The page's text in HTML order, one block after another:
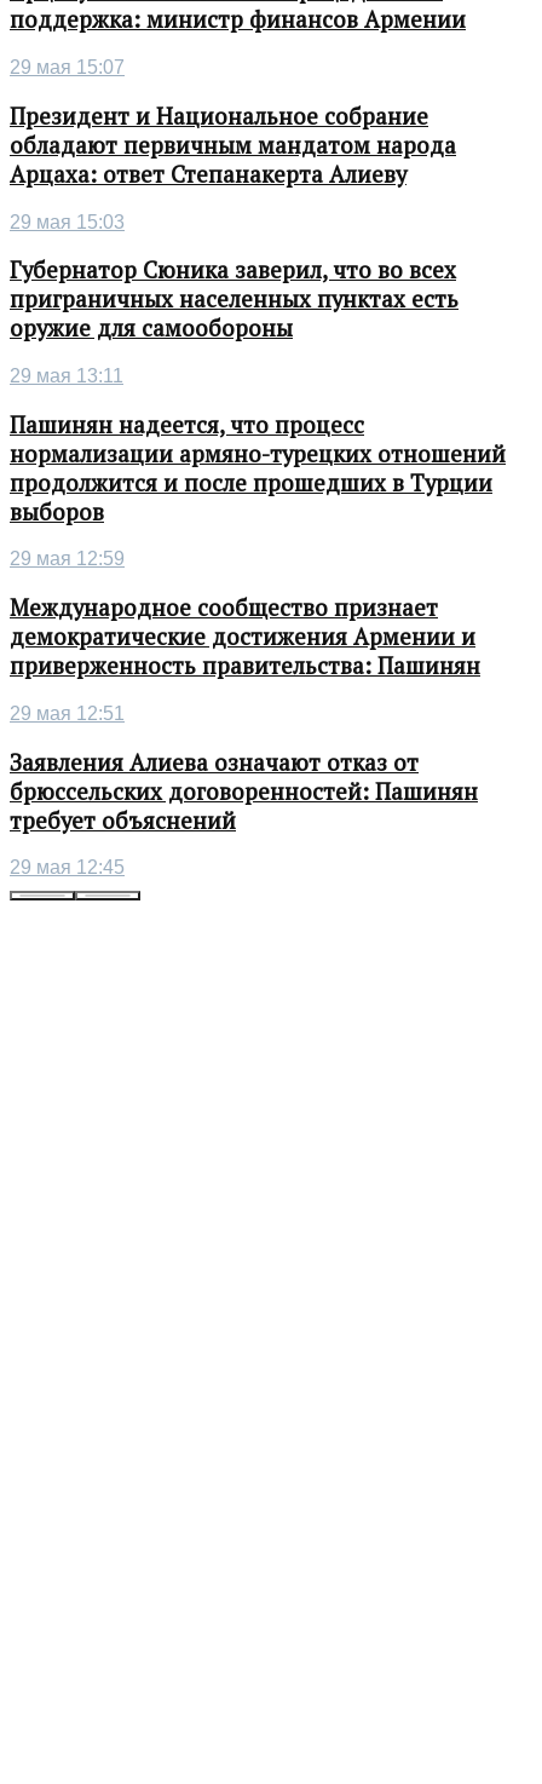
поддержка: министр финансов Армении
29 мая 15:07
Президент и Национальное собрание
обладают первичным мандатом народа
Арцаха: ответ Степанакерта Алиеву
29 мая 15:03
Губернатор Сюника заверил, что во всех
приграничных населенных пунктах есть
оружие для самообороны
29 мая 13:11
Пашинян надеется, что процесс
нормализации армяно-турецких отношений
продолжится и после прошедших в Турции
выборов
29 мая 12:59
Международное сообщество признает
демократические достижения Армении и
приверженность правительства: Пашинян
29 мая 12:51
Заявления Алиева означают отказ от
брюссельских договоренностей: Пашинян
требует объяснений
29 мая 12:45